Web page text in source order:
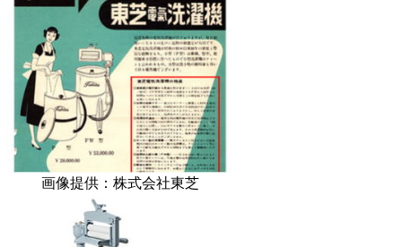
画像提供：株式会社東芝